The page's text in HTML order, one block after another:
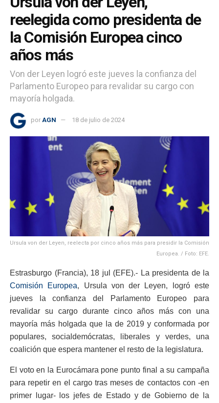
reelegida como presidenta de
la Comisión Europea cinco
años más
Von der Leyen logró este jueves la confianza del
Parlamento Europeo para revalidar su cargo con
mayoría holgada.
por AGN 18 de julio de 2024
Ursula von der Leyen, reelecta por cinco años más para presidir la Comisión
Europea. / Foto: EFE.
Estrasburgo (Francia), 18 jul (EFE).- La presidenta de la
Comisión Europea, Ursula von der Leyen, logró este
jueves la confianza del Parlamento Europeo para
revalidar su cargo durante cinco años más con una
mayoría más holgada que la de 2019 y conformada por
populares, socialdemócratas, liberales y verdes, una
coalición que espera mantener el resto de la legislatura.
El voto en la Eurocámara pone punto final a su campaña
para repetir en el cargo tras meses de contactos con -en
primer lugar- los jefes de Estado y de Gobierno de la